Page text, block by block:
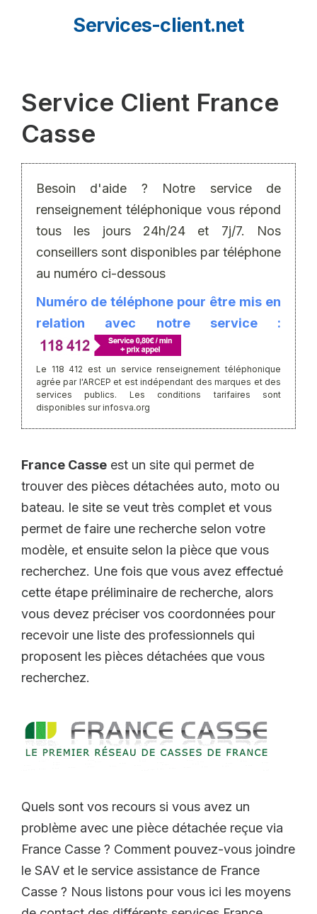
Services-client.net
Service Client France
Casse
Besoin d'aide ? Notre service de
renseignement téléphonique vous répond
tous les jours 24h/24 et 7j/7. Nos
conseillers sont disponibles par téléphone
au numéro ci-dessous
Numéro de téléphone pour être mis en
relation avec notre service :
Le 118 412 est un service renseignement téléphonique
agrée par l'ARCEP et est indépendant des marques et des
services publics. Les conditions tarifaires sont
disponibles sur infosva.org
France Casse est un site qui permet de
trouver des pièces détachées auto, moto ou
bateau. le site se veut très complet et vous
permet de faire une recherche selon votre
modèle, et ensuite selon la pièce que vous
recherchez. Une fois que vous avez effectué
cette étape préliminaire de recherche, alors
vous devez préciser vos coordonnées pour
recevoir une liste des professionnels qui
proposent les pièces détachées que vous
recherchez.
Quels sont vos recours si vous avez un
problème avec une pièce détachée reçue via
France Casse ? Comment pouvez-vous joindre
le SAV et le service assistance de France
Casse ? Nous listons pour vous ici les moyens